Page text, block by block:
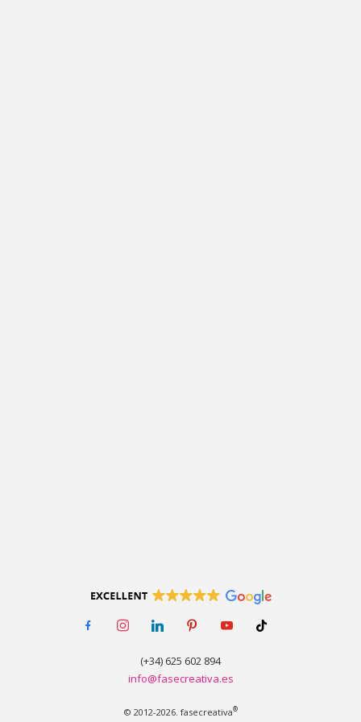
facebook-instagramlinkedin pinterestyoutube tiktok
(+34) 625 602 894
info@fasecreativa.es
© 2012-2026. fasecreativa®